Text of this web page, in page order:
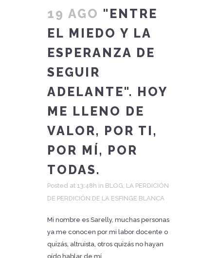
19 AGO "ENTRE
EL MIEDO Y LA
ESPERANZA DE
SEGUIR
ADELANTE". HOY
ME LLENO DE
VALOR, POR TI,
POR MÍ, POR
TODAS.
Posted at 13:48h in BLOG LA PERDICIÓN
DE PERDICIÓN DE LA ESFINGE BLANCA
Mi nombre es Sarelly, muchas personas
ya me conocen por mi labor docente o
quizás, altruista, otros quizás no hayan
oído hablar de mí...